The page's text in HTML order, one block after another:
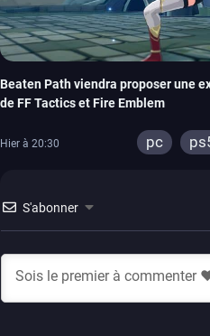
Beaten Path viendra proposer une
de FF Tactics et Fire Emblem
Hier à 20:30 pc
S'abonner